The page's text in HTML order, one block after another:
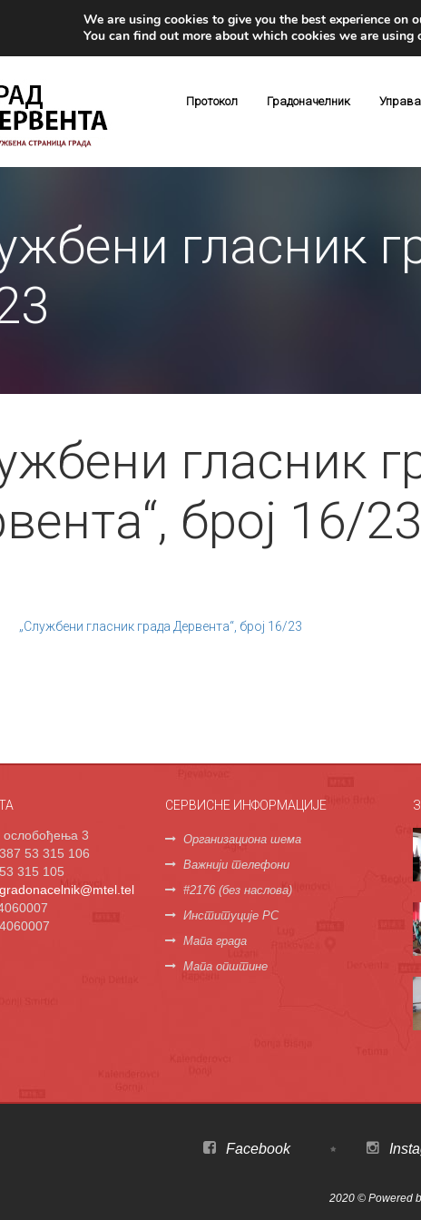
Протокол Градоначелник Управа
гласник
гласник
број 16/23
„Службени гласник града Дервента“, број 16/23
ослобођења 3
53 315 106
315 105
СЕРВИСНЕ ИНФОРМАЦИЈЕ
Организациона шема
Важнији телефони
#2176 (без наслова)
Институције РС
Мапа града
Мапа општине
Facebook
2020 © Powered
We are using cookies to give you the best experience on
You can find out more about which cookies we are